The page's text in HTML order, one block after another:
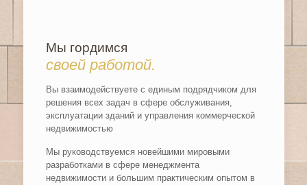
Мы гордимся
своей работой.
Вы взаимодействуете с единым подрядчиком для
решения всех задач в сфере обслуживания,
эксплуатации зданий и управления коммерческой
недвижимостью
Мы руководствуемся новейшими мировыми
разработками в сфере менеджмента
недвижимости и большим практическим опытом в